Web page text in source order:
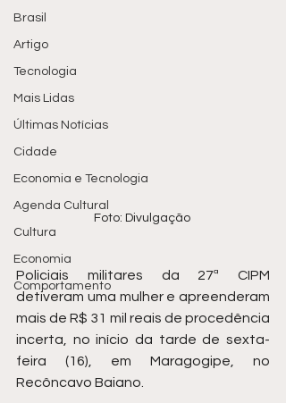
Brasil
Artigo
Tecnologia
Mais Lidas
Últimas Notícias
Cidade
Economia e Tecnologia
Agenda Cultural
Cultura
Economia
Comportamento
Foto: Divulgação
Policiais militares da 27ª CIPM
detiveram uma mulher e apreenderam
mais de R$ 31 mil reais de procedência
incerta, no início da tarde de sexta-
feira (16), em Maragogipe, no
Recôncavo Baiano.